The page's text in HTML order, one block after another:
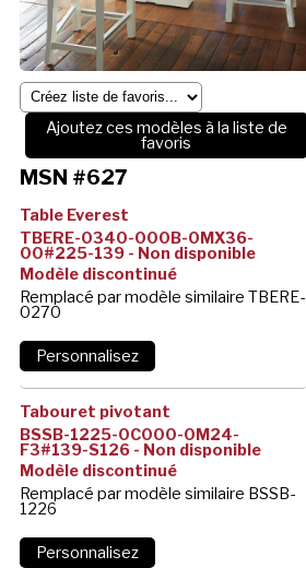
Ajoutez ces modèles à la liste de
favoris
MSN #627
Table Everest
TBERE-0340-000B-0MX36-
00#225-139 - Non disponible
Modèle discontinué
Remplacé par modèle similaire TBERE-
0270
Tabouret pivotant
BSSB-1225-0C000-0M24-
F3#139-S126 - Non disponible
Modèle discontinué
Remplacé par modèle similaire BSSB-
1226